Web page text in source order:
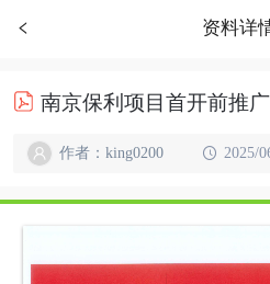
资料详
南京保利项目首开前推
作者：king0200 2025/